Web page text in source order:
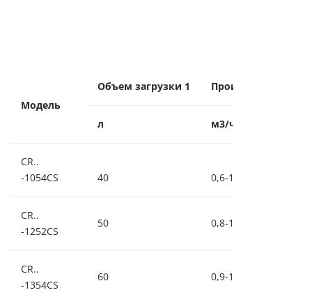
Модель
Объем загрузки 1 Произв-сть 2
л м3/час
CR..
-1054CS
40 0,6-1,1-2,1
CR..
-1252CS
50 0,8-1,5-3,0
CR..
-1354CS
60 0,9-1,8-3,5